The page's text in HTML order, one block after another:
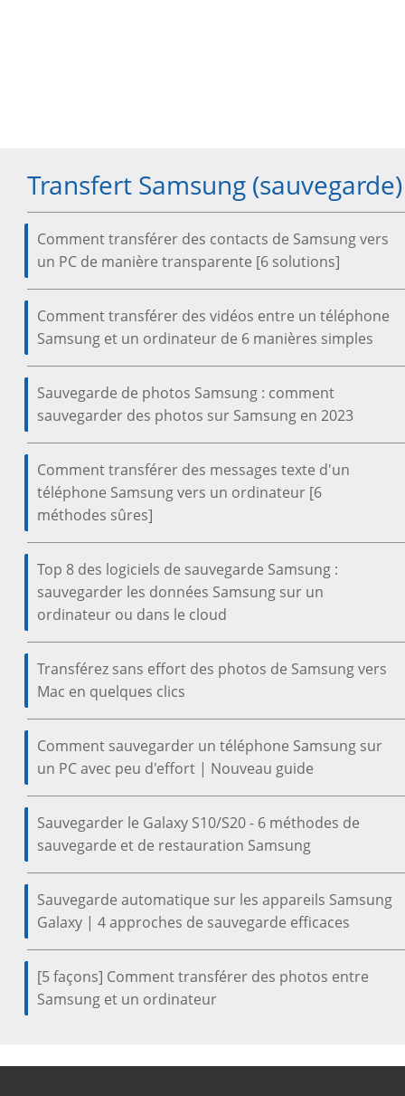
Transfert Samsung (sauvegarde)
Comment transférer des contacts de Samsung vers
un PC de manière transparente [6 solutions]
Comment transférer des vidéos entre un téléphone
Samsung et un ordinateur de 6 manières simples
Sauvegarde de photos Samsung : comment
sauvegarder des photos sur Samsung en 2023
Comment transférer des messages texte d'un
téléphone Samsung vers un ordinateur [6
méthodes sûres]
Top 8 des logiciels de sauvegarde Samsung :
sauvegarder les données Samsung sur un
ordinateur ou dans le cloud
Transférez sans effort des photos de Samsung vers
Mac en quelques clics
Comment sauvegarder un téléphone Samsung sur
un PC avec peu d'effort | Nouveau guide
Sauvegarder le Galaxy S10/S20 - 6 méthodes de
sauvegarde et de restauration Samsung
Sauvegarde automatique sur les appareils Samsung
Galaxy | 4 approches de sauvegarde efficaces
[5 façons] Comment transférer des photos entre
Samsung et un ordinateur